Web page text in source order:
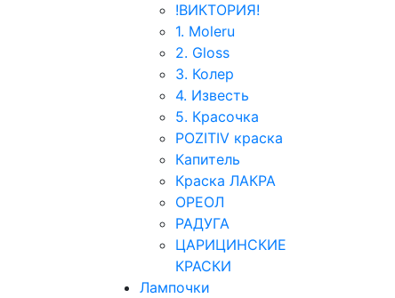
!ВИКТОРИЯ!
1. Moleru
2. Gloss
3. Колер
4. Известь
5. Красочка
POZITIV краска
Капитель
Краска ЛАКРА
ОРЕОЛ
РАДУГА
ЦАРИЦИНСКИЕ
КРАСКИ
Лампочки